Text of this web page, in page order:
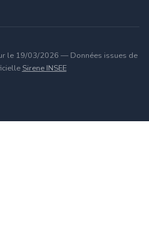
le 19/03/2026 — Données issues de
Sirene INSEE